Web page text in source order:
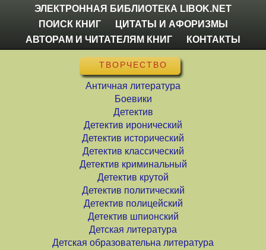
ЭЛЕКТРОННАЯ БИБЛИОТЕКА LIBOK.NET
ПОИСК КНИГ
ЦИТАТЫ И АФОРИЗМЫ
АВТОРАМ И ЧИТАТЕЛЯМ КНИГ
КОНТАКТЫ
ТВОРЧЕСТВО
Античная литература
Боевики
Детектив
Детектив иронический
Детектив исторический
Детектив классический
Детектив криминальный
Детектив крутой
Детектив политический
Детектив полицейский
Детектив шпионский
Детская литература
Детская образовательна литература